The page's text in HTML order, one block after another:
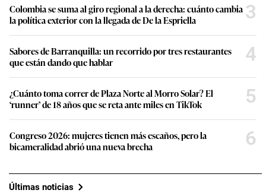
Colombia se suma al giro regional a la derecha: cuánto cambia
la política exterior con la llegada de De la Espriella
3
Sabores de Barranquilla: un recorrido por tres restaurantes
que están dando que hablar
4
¿Cuánto toma correr de Plaza Norte al Morro Solar? El
‘runner’ de 18 años que se reta ante miles en TikTok
5
Congreso 2026: mujeres tienen más escaños, pero la
bicameralidad abrió una nueva brecha
6
Últimas noticias